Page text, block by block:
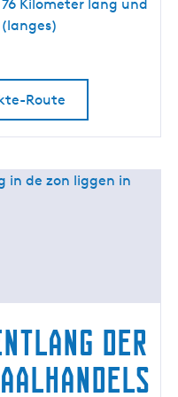
Kilometer lang und
Route
der